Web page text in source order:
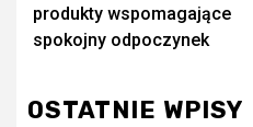
produkty wspomagające
spokojny odpoczynek
OSTATNIE WPISY